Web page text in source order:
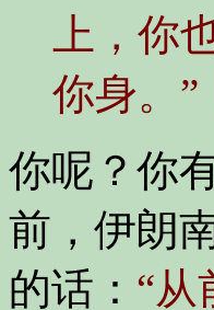
上，你
你身。”
你呢？你
前，伊朗
的话： “从